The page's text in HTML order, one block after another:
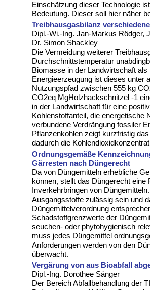
Einschätzung dieser Technologie
Bedeutung. Dieser soll hier näher
Treibhausgasbilanz
Dipl.-Wi.-Ing. Jan-Markus Rödger,
Dr. Simon Shackley
Die Vermeidung weiterer
Durchschnittstemperatur
Biomasse in der Landwirtschaft
Energieerzeugung ist dieses unter
Nutzungspfad zwischen 555 kg
CO2eq MgHolzhackschnitzel -1
in der Landwirtschaft für eine
Kohlenstoffanteil, die energetische
verbundene Verdrängung fossiler
Pflanzenkohlen zeigt kurzfristig
dadurch die
Ordnungsgemäße
Gärresten nach Düngerecht
Da von Düngemitteln erhebliche
können, stellt das Düngerecht eine
Inverkehrbringen von
Ausgangsstoffe zulässig sein und
Düngemittelverordnung
Schadstoffgrenzwerte der
seuchen- oder phytohygienisch
muss jedes Düngemittel
Anforderungen werden von den
überwacht.
Vergärung von aus Bioabfall
Dipl.-Ing. Dorothee Sänger
Der Bereich Abfallbehandlung der